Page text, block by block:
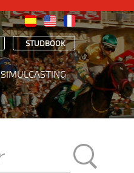
STUDBOOK
SIMULCASTING